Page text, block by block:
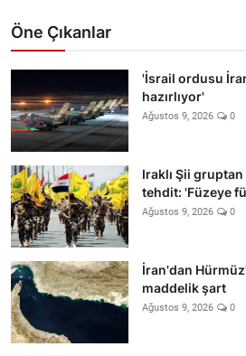
Öne Çıkanlar
'İsrail ordusu
hazırlıyor'
Ağustos 9, 2026 0
Iraklı Şii
tehdit: 'Füzeye
Ağustos 9, 2026 0
İran'dan
maddelik şart
Ağustos 9, 2026 0